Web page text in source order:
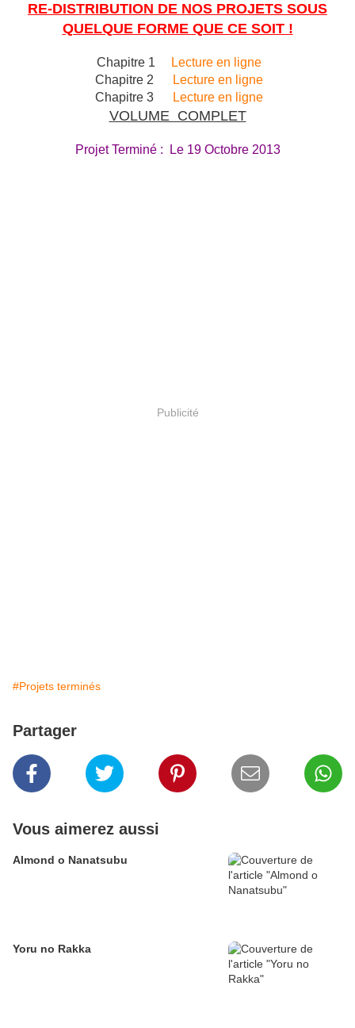
RE-DISTRIBUTION DE NOS PROJETS SOUS
QUELQUE FORME QUE CE SOIT !
Chapitre 1
Lecture en ligne
Chapitre 2
Lecture en ligne
Chapitre 3
Lecture en ligne
VOLUME COMPLET
Projet Terminé : Le 19 Octobre 2013
Publicité
#Projets terminés
Partager
Vous aimerez aussi
Almond o Nanatsubu
Yoru no Rakka